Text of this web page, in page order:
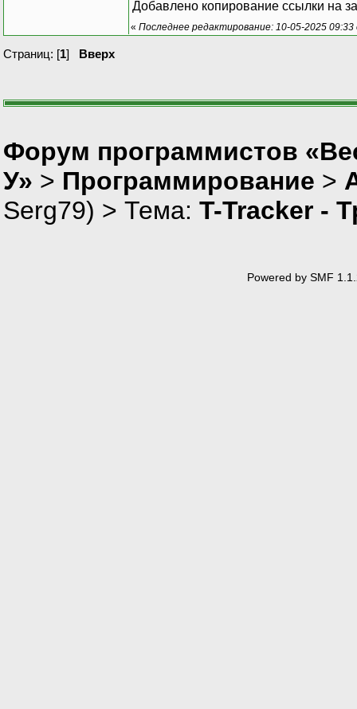
Добавлено копирование ссылки на
« Последнее редактирование: 10-05-2025 09:33
Страниц: [1] Вверх
Форум программистов
У» > Программирование >
Serg79) > Тема: T-Tracker -
Powered by SMF